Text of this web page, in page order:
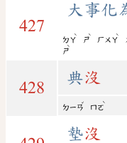
427
大事化
ㄉㄚ
ˋ
ㄕ
ˋ
ㄏㄨㄚ
ˋ
ㄕ
ˋ
428
典沒
ㄉㄧㄢ
ˇ
ㄇㄛ
ˋ
墊沒